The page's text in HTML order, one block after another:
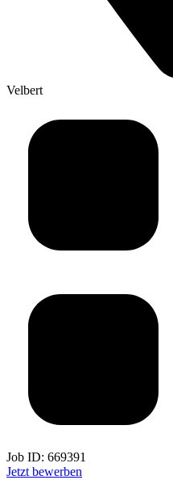
Velbert
Job ID: 669391
Jetzt bewerben